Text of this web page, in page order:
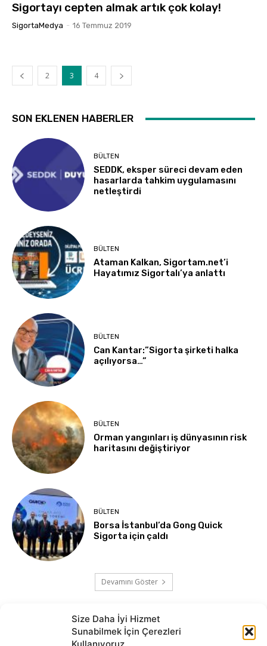
Size Daha İyi Hizmet
Sunabilmek İçin Çerezleri
Sigortayı cepten almak artık çok kolay!
SigortaMedya - 16 Temmuz 2019
2 3 4
SON EKLENEN HABERLER
BÜLTEN
SEDDK, eksper süreci devam eden
hasarlarda tahkim uygulamasını
netleştirdi
BÜLTEN
Ataman Kalkan, Sigortam.net’i
Hayatımız Sigortalı’ya anlattı
BÜLTEN
Can Kantar:”Sigorta şirketi halka
açılıyorsa…”
BÜLTEN
Orman yangınları iş dünyasının risk
haritasını değiştiriyor
BÜLTEN
Borsa İstanbul’da Gong Quick
Sigorta için çaldı
Devamını Göster